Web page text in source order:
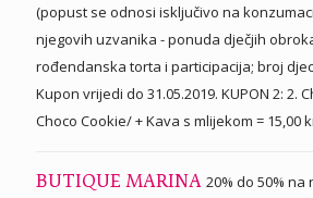
(popust se odnosi isključivo na
njegovih uzvanika - ponuda dječjih
rođendanska torta i participacija; broj
Kupon vrijedi do 31.05.2019. KUPON 2: 2.
Choco Cookie/ + Kava s mlijekom = 15,00
BUTIQUE MARINA 20% do 50%